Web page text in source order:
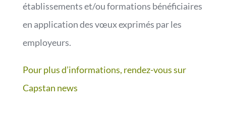
établissements et/ou formations bénéficiaires
en application des vœux exprimés par les
employeurs.
Pour plus d’informations, rendez-vous sur
Capstan news